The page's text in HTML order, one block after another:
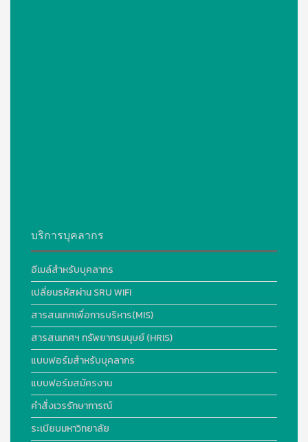
บริการบุคลากร
อีเมล์สำหรับบุคลากร
เปลี่ยนรหัสผ่าน SRU WIFI
สารสนเทศเพื่อการบริหาร(MIS)
สารสนเทศฯ ทรัพยากรมนุษย์ (HRIS)
แบบฟอร์มสำหรับบุคลากร
แบบฟอร์มสมัครงาน
คำสั่งเวรรักษาการณ์
ระเบียบมหาวิทยาลัย